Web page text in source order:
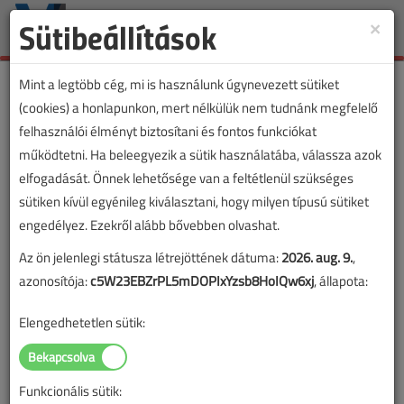
Toggle
×
Sütibeállítások
Mint a legtöbb cég, mi is használunk úgynevezett sütiket
(cookies) a honlapunkon, mert nélkülük nem tudnánk megfelelő
felhasználói élményt biztosítani és fontos funkciókat
működtetni. Ha beleegyezik a sütik használatába, válassza azok
elfogadását. Önnek lehetősége van a feltétlenül szükséges
sütiken kívül egyénileg kiválasztani, hogy milyen típusú sütiket
engedélyez. Ezekről alább bővebben olvashat.
Az ön jelenlegi státusza létrejöttének dátuma:2026. aug. 9.,
azonosítója:c5W23EBZrPL5mDOPIxYzsb8HoIQw6xj, állapota:
Elengedhetetlen sütik:
Funkcionális sütik: